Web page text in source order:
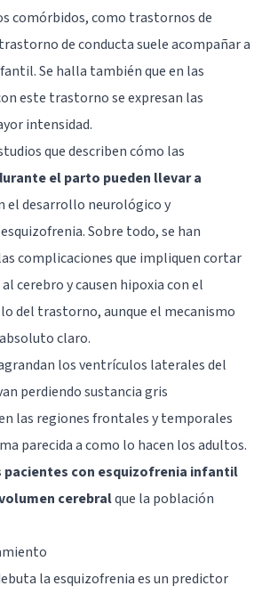
comórbidos, como trastornos de
de conducta suele acompañar a
Se halla también que en las
este trastorno se expresan las
intensidad.
que describen cómo las
el parto pueden llevar a
el desarrollo neurológico y
Sobre todo, se han
complicaciones que impliquen cortar
cerebro y causen hipoxia con el
del trastorno, aunque el mecanismo
claro.
losventrículos laterales del
perdiendo sustancia gris
las regiones frontales y temporales
parecida a como lo hacen los adultos.
pacientes con esquizofrenia infantil
cerebralque la población
la esquizofrenia es un predictor